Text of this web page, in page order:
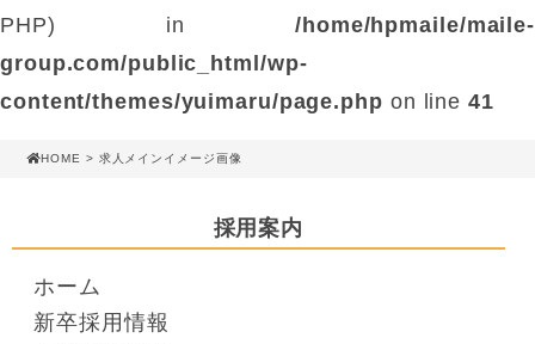
PHP) in /home/hpmaile/maile-
group.com/public_html/wp-
content/themes/yuimaru/page.php on line41
HOME > 求人メインイメージ画像
採用案内
ホーム
新卒採用情報